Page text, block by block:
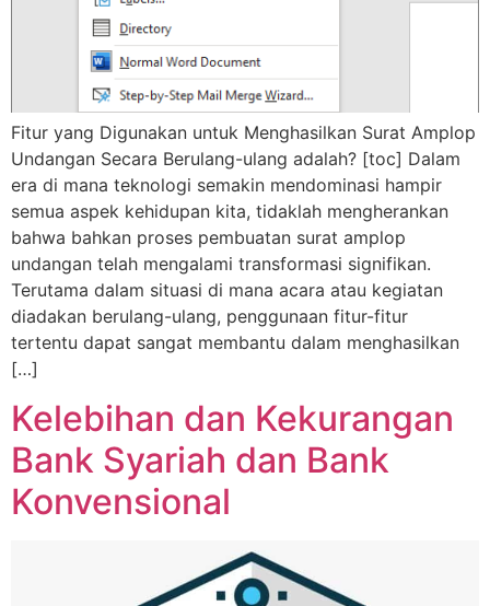
Fitur yang Digunakan untuk Menghasilkan Surat Amplop
Undangan Secara Berulang-ulang adalah? [toc] Dalam
era di mana teknologi semakin mendominasi hampir
semua aspek kehidupan kita, tidaklah mengherankan
bahwa bahkan proses pembuatan surat amplop
undangan telah mengalami transformasi signifikan.
Terutama dalam situasi di mana acara atau kegiatan
diadakan berulang-ulang, penggunaan fitur-fitur
tertentu dapat sangat membantu dalam menghasilkan
[…]
Kelebihan dan Kekurangan
Bank Syariah dan Bank
Konvensional